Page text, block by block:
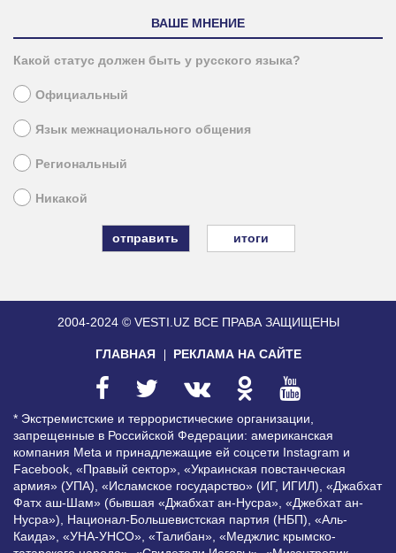
ВАШЕ МНЕНИЕ
Какой статус должен быть у русского языка?
Официальный
Язык межнационального общения
Региональный
Никакой
итоги
2004-2024 © VESTI.UZ ВСЕ ПРАВА ЗАЩИЩЕНЫ
ГЛАВНАЯ РЕКЛАМА НА САЙТЕ
* Экстремистские и террористические организации,
запрещенные в Российской Федерации: американская
компания Meta и принадлежащие ей соцсети Instagram и
Facebook, «Правый сектор», «Украинская повстанческая
армия» (УПА), «Исламское государство» (ИГ, ИГИЛ), «Джабхат
Фатх аш-Шам» (бывшая «Джабхат ан-Нусра», «Джебхат ан-
Нусра»), Национал-Большевистская партия (НБП), «Аль-
Каида», «УНА-УНСО», «Талибан», «Меджлис крымско-